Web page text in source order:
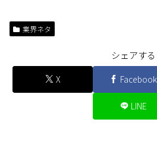
業界ネタ
シェアする
X Facebook
LINE